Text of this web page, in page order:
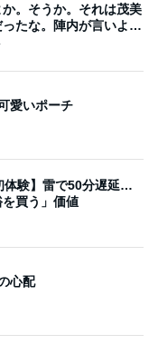
。そうか。それは茂美
たな。陣内が言いよる
愛いポーチ
体験】雷で50分遅延…
買う」価値
心配